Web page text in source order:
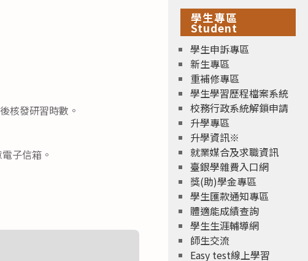
核發研習時數。
子信箱。
學生專區
Student
學生申訴專區
新生專區
重補修專區
學生學習歷程檔案系統
校務行政系統解鎖申請
升學專區
升學資訊※
就業媒合及求職資訊
臺銀學雜費入口網
獎(助)學金專區
學生匯款通知專區
體適能成績查詢
學生生涯輔導網
師生交流
Easy test線上學習